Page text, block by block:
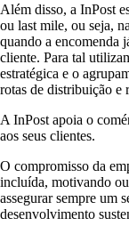
Além disso, a InPost
ou last mile, ou seja,
quando a encomenda
cliente. Para tal
estratégica e o
rotas de distribuição e
A InPost apoia o
aos seus clientes.
O compromisso da
incluída, motivando
assegurar sempre um
desenvolvimento